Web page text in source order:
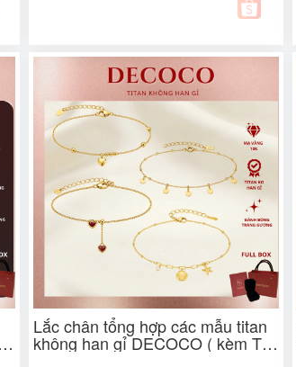
Lắc chân tổng hợp các mẫu titan
không han gỉ DECOCO ( kèm Túi
giấy + Hộp + Thiệp )